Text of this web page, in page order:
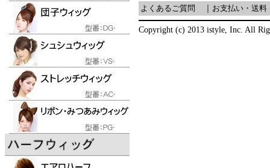
よくあるご質問 お支払い・送料
Copyright (c) 2013 istyle, Inc. All